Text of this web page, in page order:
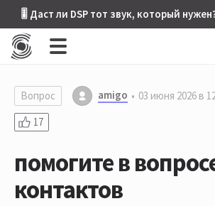
🎚 Даст ли DSP тот звук, который
Вопрос amigo 03 июня 2026 в
17
помогите в
контактов